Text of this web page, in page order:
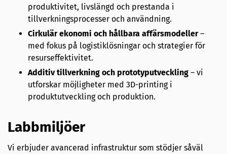
produktivitet, livslängd och prestanda i
tillverkningsprocesser och användning.
Cirkulär ekonomi och hållbara affärsmodeller–
med fokus på logistiklösningar och strategier för
resurseffektivitet.
Additiv tillverkning och prototyputveckling – vi
utforskar möjligheter med 3D-printing i
produktutveckling och produktion.
Labbmiljöer
Vi erbjuder avancerad infrastruktur som stödjer såväl